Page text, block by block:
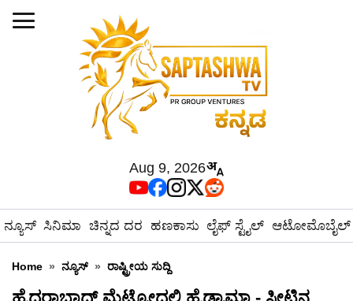
Aug 9, 2026
ನ್ಯೂಸ್ ಸಿನಿಮಾ ಚಿನ್ನದ ದರ ಹಣಕಾಸು ಲೈಫ್ ಸ್ಟೈಲ್ ಆಟೋಮೊಬೈಲ್
Home » ನ್ಯೂಸ್ » ರಾಷ್ಟ್ರೀಯ ಸುದ್ದಿ